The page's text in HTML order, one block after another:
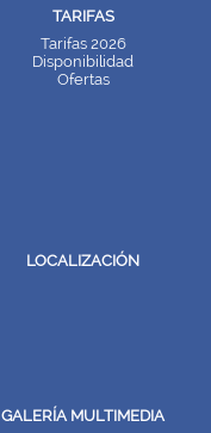
TARIFAS
Tarifas 2026
Disponibilidad
Ofertas
LOCALIZACIÓN
GALERÍA MULTIMEDIA